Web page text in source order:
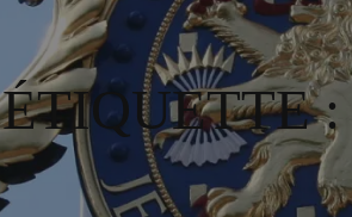
ÉTIQUETTE :